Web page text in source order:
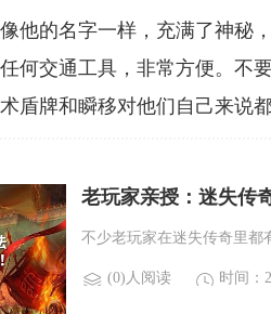
的名字一样，充满了神秘
何交通工具，非常方便。不
盾牌和瞬移对他们自己来说
老玩家亲授：迷失传
不少老玩家在迷失传奇里都
(0)人阅读 时间：